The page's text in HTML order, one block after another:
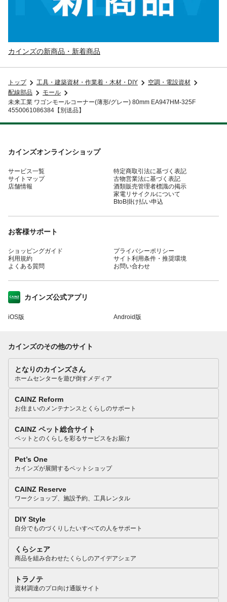
カインズの新商品・新着商品
トップ 工具・建築資材・作業着・木材・DIY
空調・電設資材
配線部品
モール
未来工業 ワゴンモールコーナー(薄形/グレー) 80mm EA947HM-325F
4550061086384【別送品】
カインズオンラインショップ
サービス一覧
サイトマップ
店舗情報
特定商取引法に基づく表記
古物営業法に基づく表記
酒類販売管理者標識の掲示
家電リサイクルについて
BtoB掛け払い申込
お客様サポート
ショッピングガイド
利用規約
よくある質問
プライバシーポリシー
サイト利用条件・推奨環境
お問い合わせ
カインズ公式アプリ
iOS版 Android版
カインズのその他のサイト
となりのカインズさん
ホームセンターを遊び倒すメディア
CAINZ Reform
お住まいのメンテナンスとくらしのサポート
CAINZ ペット総合サイト
ペットとのくらしを彩るサービスをお届け
Pet’s One
カインズが展開するペットショップ
CAINZ Reserve
ワークショップ、施設予約、工具レンタル
DIY Style
自分でものづくりしたいすべての人をサポート
くらシェア
商品を組み合わせたくらしのアイデアシェア
トラノテ
資材調達のプロ向け通販サイト